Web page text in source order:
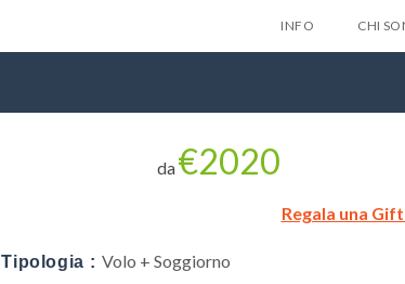
Lascia qui
INFO CHI
da€2020
Regala una
Tipologia : Volo + Soggiorno